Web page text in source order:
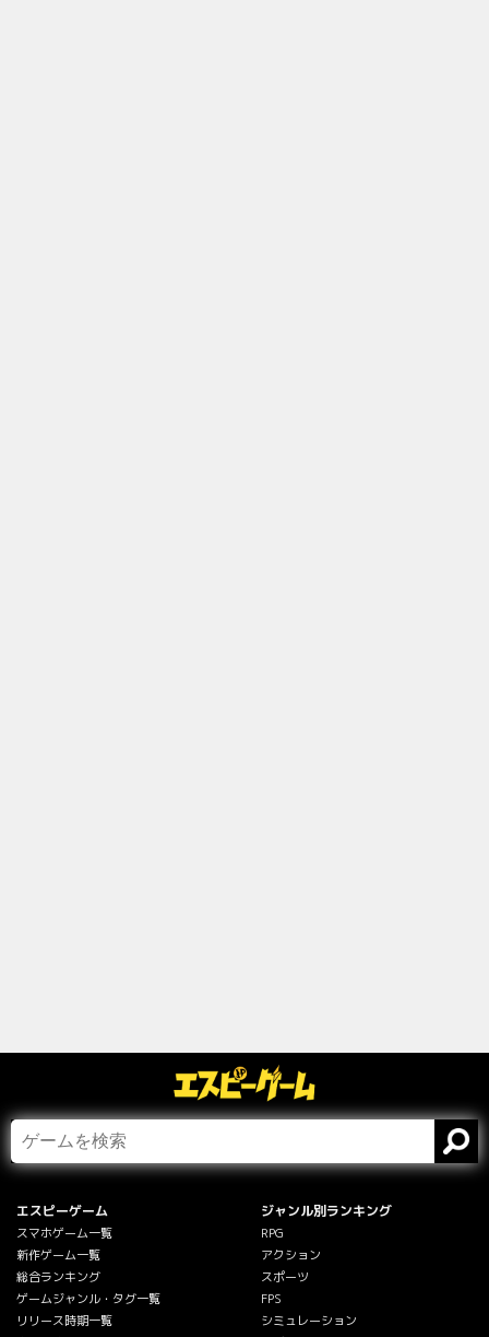
エスピーゲーム
スマホゲーム一覧
新作ゲーム一覧
総合ランキング
ゲームジャンル・タグ一覧
リリース時期一覧
ジャンル別ランキング
RPG
アクション
スポーツ
FPS
シミュレーション